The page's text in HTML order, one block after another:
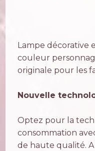
Lampe décorative
couleur
originale pour les
Nouvelle
Optez pour la
consommation
de haute qualité.